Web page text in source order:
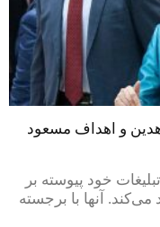
و اهداف مسعود
خود پیوسته بر
آنها با برجسته